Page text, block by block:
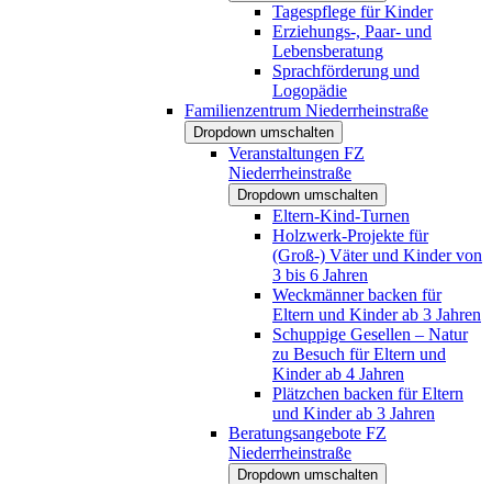
Tagespflege für Kinder
Erziehungs-, Paar- und
Lebensberatung
Sprachförderung und
Logopädie
Familienzentrum Niederrheinstraße
Dropdown umschalten
Veranstaltungen FZ
Niederrheinstraße
Dropdown umschalten
Eltern-Kind-Turnen
Holzwerk-Projekte für
(Groß-) Väter und Kinder von
3 bis 6 Jahren
Weckmänner backen für
Eltern und Kinder ab 3 Jahren
Schuppige Gesellen – Natur
zu Besuch für Eltern und
Kinder ab 4 Jahren
Plätzchen backen für Eltern
und Kinder ab 3 Jahren
Beratungsangebote FZ
Niederrheinstraße
Dropdown umschalten